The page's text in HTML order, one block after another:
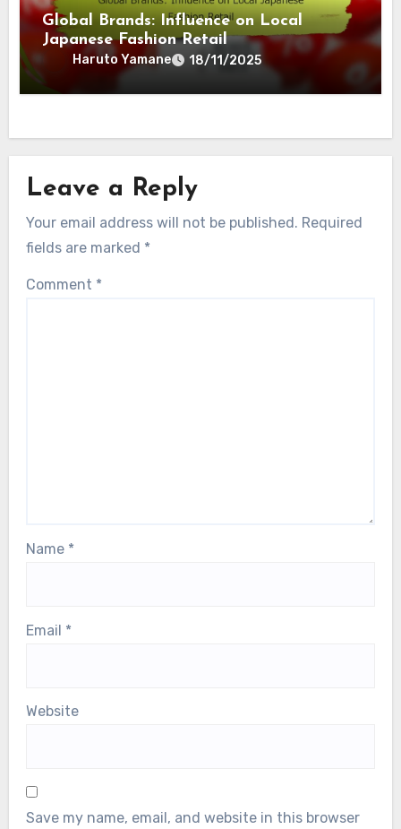
Global Brands: Influence on Local
Japanese Fashion Retail
Haruto Yamane 18/11/2025
Leave a Reply
Your email address will not be published. Required
fields are marked *
Comment *
Name *
Email *
Website
Save my name, email, and website in this browser